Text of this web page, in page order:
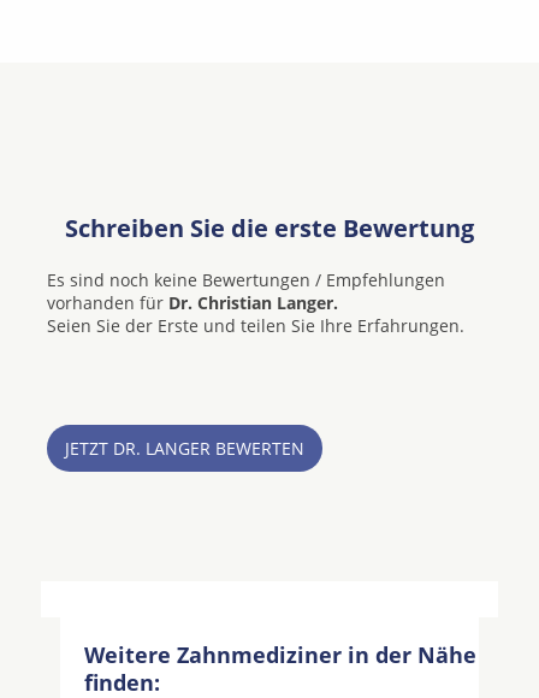
Schreiben Sie die erste Bewertung
Es sind noch keine Bewertungen / Empfehlungen
vorhanden für Dr. Christian Langer.
Seien Sie der Erste und teilen Sie Ihre Erfahrungen.
JETZT DR. LANGER BEWERTEN
Weitere Zahnmediziner in der Nähe
finden: